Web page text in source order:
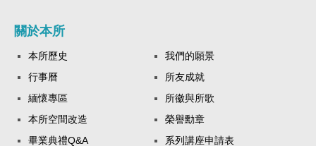
關於本所
本所歷史
我們的願景
行事曆
所友成就
緬懷專區
所徽與所歌
本所空間改造
榮譽勳章
畢業典禮Q&A
系列講座申請表